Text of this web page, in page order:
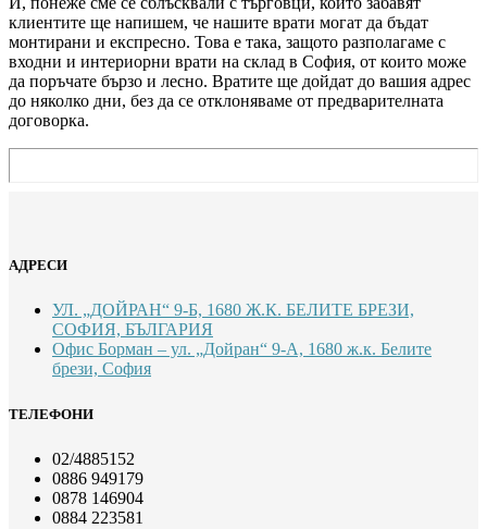
клиентите ще напишем, че нашите врати могат да бъдат
монтирани и експресно. Това е така, защото разполагаме с
входни и интериорни врати на склад в София, от които може
да поръчате бързо и лесно. Вратите ще дойдат до вашия адрес
до няколко дни, без да се отклоняваме от предварителната
договорка.
АДРЕСИ
УЛ. „ДОЙРАН“ 9-Б, 1680 Ж.К. БЕЛИТЕ БРЕЗИ,
СОФИЯ, БЪЛГАРИЯ
Офис Борман – ул. „Дойран“ 9-А, 1680 ж.к. Белите
брези, София
ТЕЛЕФОНИ
02/4885152
0886 949179
0878 146904
0884 223581